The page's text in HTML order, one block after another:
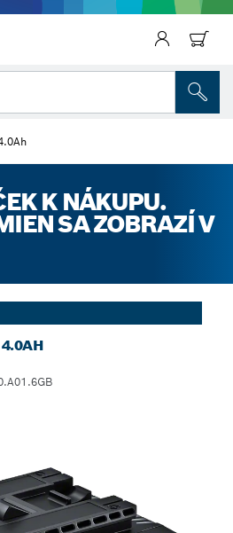
K NÁKUPU.
SA ZOBRAZÍ V
4.0AH